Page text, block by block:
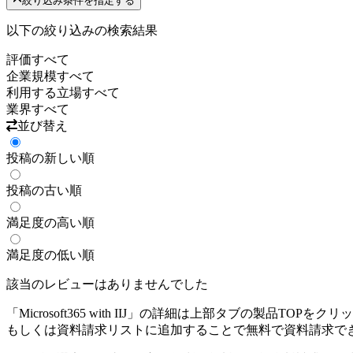
以下の絞り込みの検索結果
評価すべて
企業規模すべて
利用する立場すべて
業界すべて
並び替え
投稿の新しい順
投稿の古い順
満足度の高い順
満足度の低い順
該当のレビューはありませんでした
「 Microsoft365 with IIJ 」の詳細は上部タブの製品TOPをクリ
もしくは資料請求リストに追加することで無料で資料請求で